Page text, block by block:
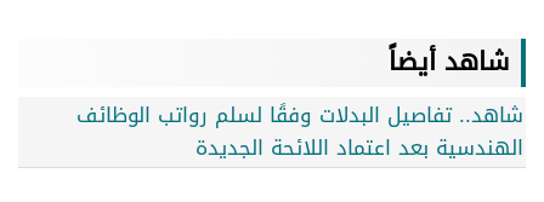
شاهد أيضاً
شاهد.. تفاصيل البدلات وفقًا لسلم رواتب الوظائف
الهندسية بعد اعتماد اللائحة الجديدة